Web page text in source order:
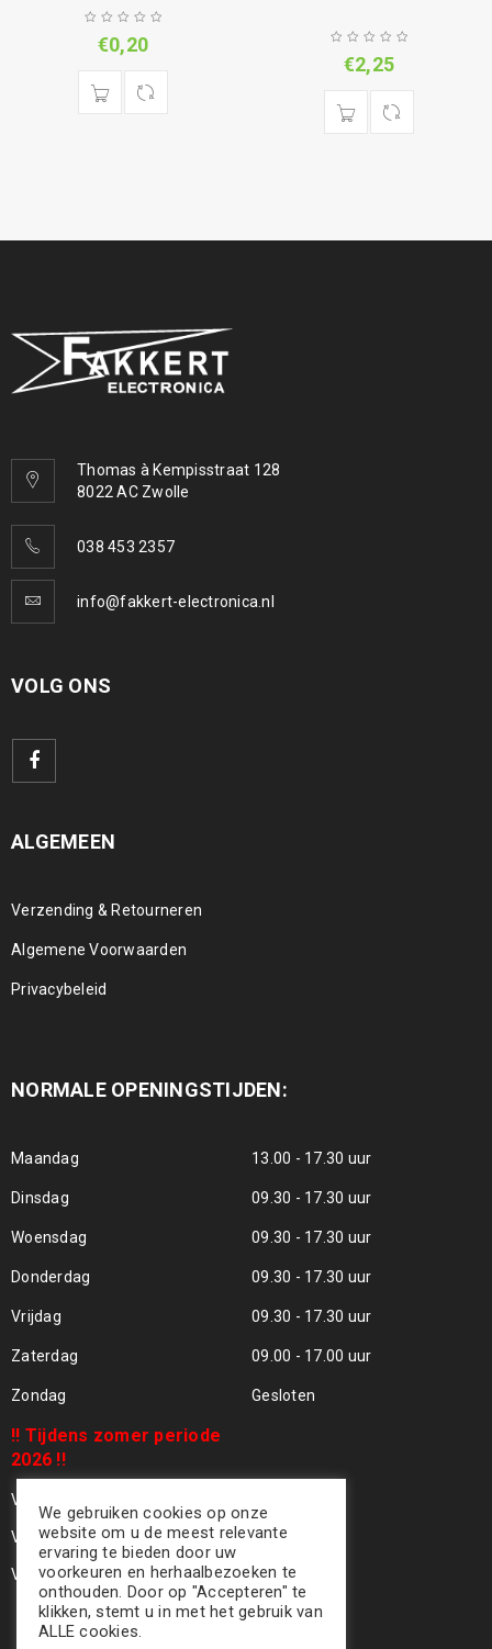
€0,20
€2,25
Thomas à Kempisstraat 128
8022 AC Zwolle
038 453 2357
info@fakkert-electronica.nl
VOLG ONS
ALGEMEEN
Verzending & Retourneren
Algemene Voorwaarden
Privacybeleid
NORMALE OPENINGSTIJDEN:
Maandag 13.00 - 17.30 uur
Dinsdag 09.30 - 17.30 uur
Woensdag 09.30 - 17.30 uur
Donderdag 09.30 - 17.30 uur
Vrijdag 09.30 - 17.30 uur
Zaterdag 09.00 - 17.00 uur
Zondag Gesloten
!! Tijdens zomer periode
2026 !!
Vrijdag 24 Juli - Gesloten !!
Vrijdag 31 Juli - Gesloten !!
Vrijdag 07 Aug - Gesloten !!
We gebruiken cookies op onze
website om u de meest relevante
ervaring te bieden door uw
voorkeuren en herhaalbezoeken te
onthouden. Door op "Accepteren" te
klikken, stemt u in met het gebruik van
ALLE cookies.